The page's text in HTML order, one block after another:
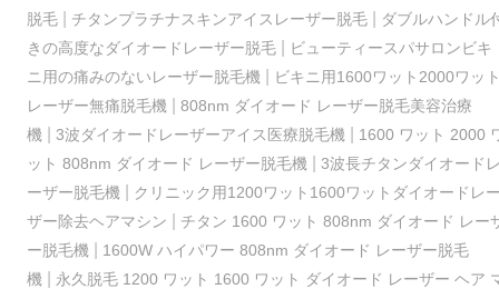
脱毛| チタンプラチナスキンアイスレーザー脱毛|
ダブルハンドル
きの高度なダイオードレーザー脱毛|
ビューティースパサロンビキ
ニ用の痛みのないレーザー脱毛機
ビキニ用1600ワット2000ワッ
レーザー無痛脱毛機
808nm ダイオード レーザー脱毛美容治療
機
3波ダイオードレーザーアイス医療脱毛機
1600 ワット 2000
ット 808nm ダイオード レーザー脱毛機
3波長チタンダイオード
ーザー脱毛機
クリニック用1200ワット1600ワットダイオードレ
ザー除去ヘアマシン
チタン 1600 ワット 808nm ダイオード レー
ー脱毛機
1600W ハイパワー 808nm ダイオード レーザー脱毛
機
永久脱毛 1200 ワット 1600 ワット ダイオード レーザー ヘア